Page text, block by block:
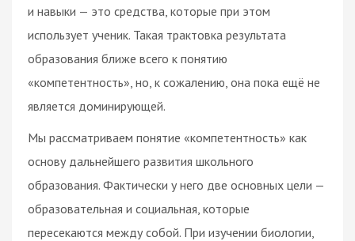
и навыки — это средства, которые при этом
использует ученик. Такая трактовка результата
образования ближе всего к понятию
«компетентность», но, к сожалению, она пока ещё не
является доминирующей.
Мы рассматриваем понятие «компетентность» как
основу дальнейшего развития школьного
образования. Фактически у него две основных цели —
образовательная и социальная, которые
пересекаются между собой. При изучении биологии,